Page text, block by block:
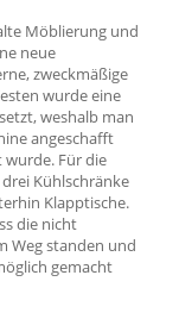
Möblierung und
neue
zweckmäßige
wurde eine
weshalb man
angeschafft
Für die
Kühlschränke
Klapptische.
die nicht
Weg standen und
gemacht